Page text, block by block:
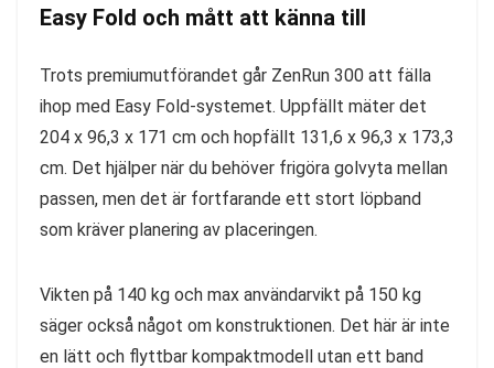
Easy Fold och mått att känna till
Trots premiumutförandet går ZenRun 300 att fälla
ihop med Easy Fold-systemet. Uppfällt mäter det
204 x 96,3 x 171 cm och hopfällt 131,6 x 96,3 x 173,3
cm. Det hjälper när du behöver frigöra golvyta mellan
passen, men det är fortfarande ett stort löpband
som kräver planering av placeringen.
Vikten på 140 kg och max användarvikt på 150 kg
säger också något om konstruktionen. Det här är inte
en lätt och flyttbar kompaktmodell utan ett band